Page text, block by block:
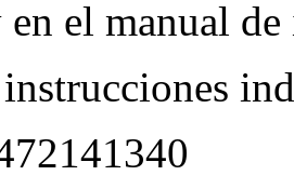
el manual